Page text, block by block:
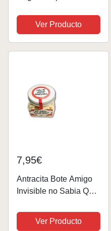
Invisible Calcetines
Cerveza Hombre
Regalos para Hombre
Hombres...
Ver Producto
7,95€
Antracita Bote Amigo
Invisible no Sabia Que
Ver Producto